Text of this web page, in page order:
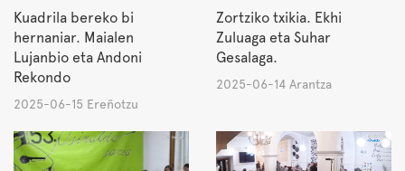
Kuadrila bereko bi
hernaniar. Maialen
Lujanbio eta Andoni
Rekondo
2025-06-15 Ereñotzu
Zortziko txikia. Ekhi
Zuluaga eta Suhar
Gesalaga.
2025-06-14 Arantza